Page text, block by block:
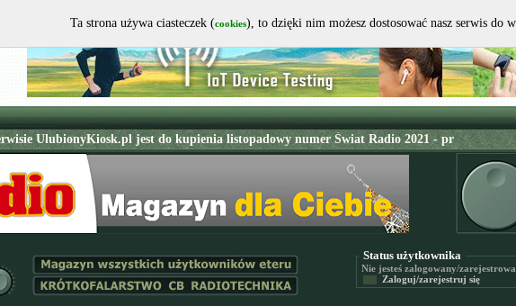
Status użytkownika
Nie jesteś zalogowany/
Zaloguj/zarejestruj się
Ta strona używa ciasteczek (cookies), to dzięki nim możesz dostosować nasz serwis do